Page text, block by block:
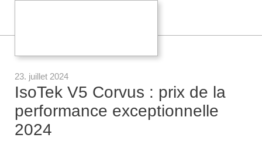
23. juillet 2024
IsoTek V5 Corvus : prix de la
performance exceptionnelle
2024